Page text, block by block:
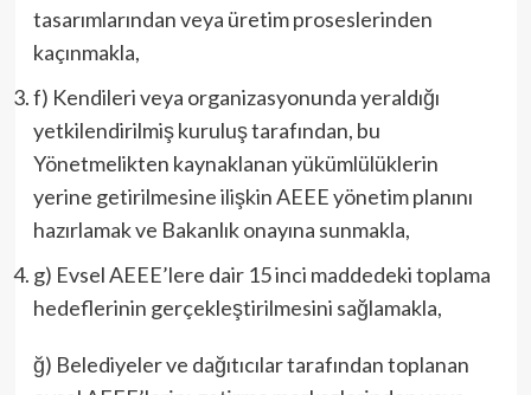
tasarımlarından veya üretim proseslerinden
kaçınmakla,
f) Kendileri veya organizasyonunda yeraldığı
yetkilendirilmiş kuruluş tarafından, bu
Yönetmelikten kaynaklanan yükümlülüklerin
yerine getirilmesine ilişkin AEEE yönetim planını
hazırlamak ve Bakanlık onayına sunmakla,
g) Evsel AEEE’lere dair 15 inci maddedeki toplama
hedeflerinin gerçekleştirilmesini sağlamakla,
ğ) Belediyeler ve dağıtıcılar tarafından toplanan